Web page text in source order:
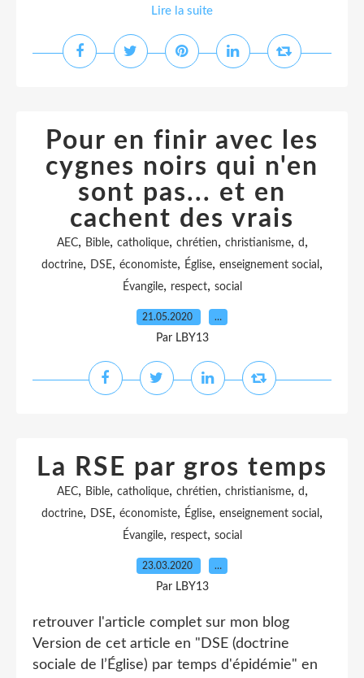
Lire la suite
Pour en finir avec les
cygnes noirs qui n'en
sont pas... et en
cachent des vrais
AEC, Bible, catholique, chrétien, christianisme, d ,
doctrine, DSE, économiste, Église, enseignement social ,
Évangile, respect, social
21.05.2020 …
Par LBY13
La RSE par gros temps
AEC, Bible, catholique, chrétien, christianisme, d ,
doctrine, DSE, économiste, Église, enseignement social ,
Évangile, respect, social
23.03.2020 …
Par LBY13
retrouver l'article complet sur mon blog
Version de cet article en "DSE (doctrine
sociale de l’Église) par temps d'épidémie" en